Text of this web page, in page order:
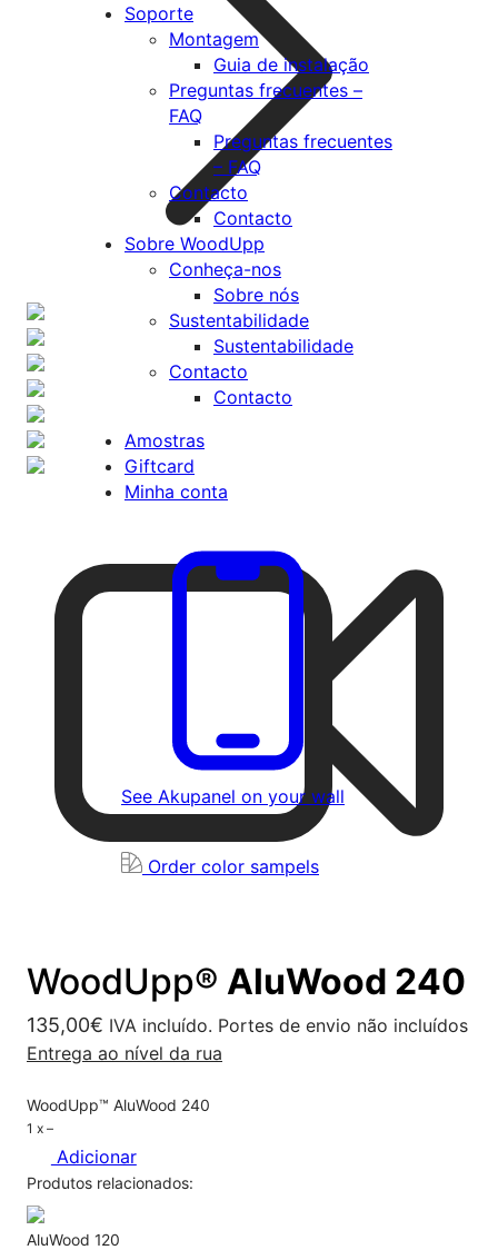
Soporte
Montagem
Guia de instalação
Preguntas frecuentes –
FAQ
Preguntas frecuentes
– FAQ
Contacto
Contacto
Sobre WoodUpp
Conheça-nos
Sobre nós
Sustentabilidade
Sustentabilidade
Contacto
Contacto
Amostras
Giftcard
Minha conta
See Akupanel on your wall
Order color sampels
WoodUpp® AluWood 240
135,00€ IVA incluído. Portes de envio não incluídos
Entrega ao nível da rua
WoodUpp™ AluWood 240
1 x –
Adicionar
AluWood 120